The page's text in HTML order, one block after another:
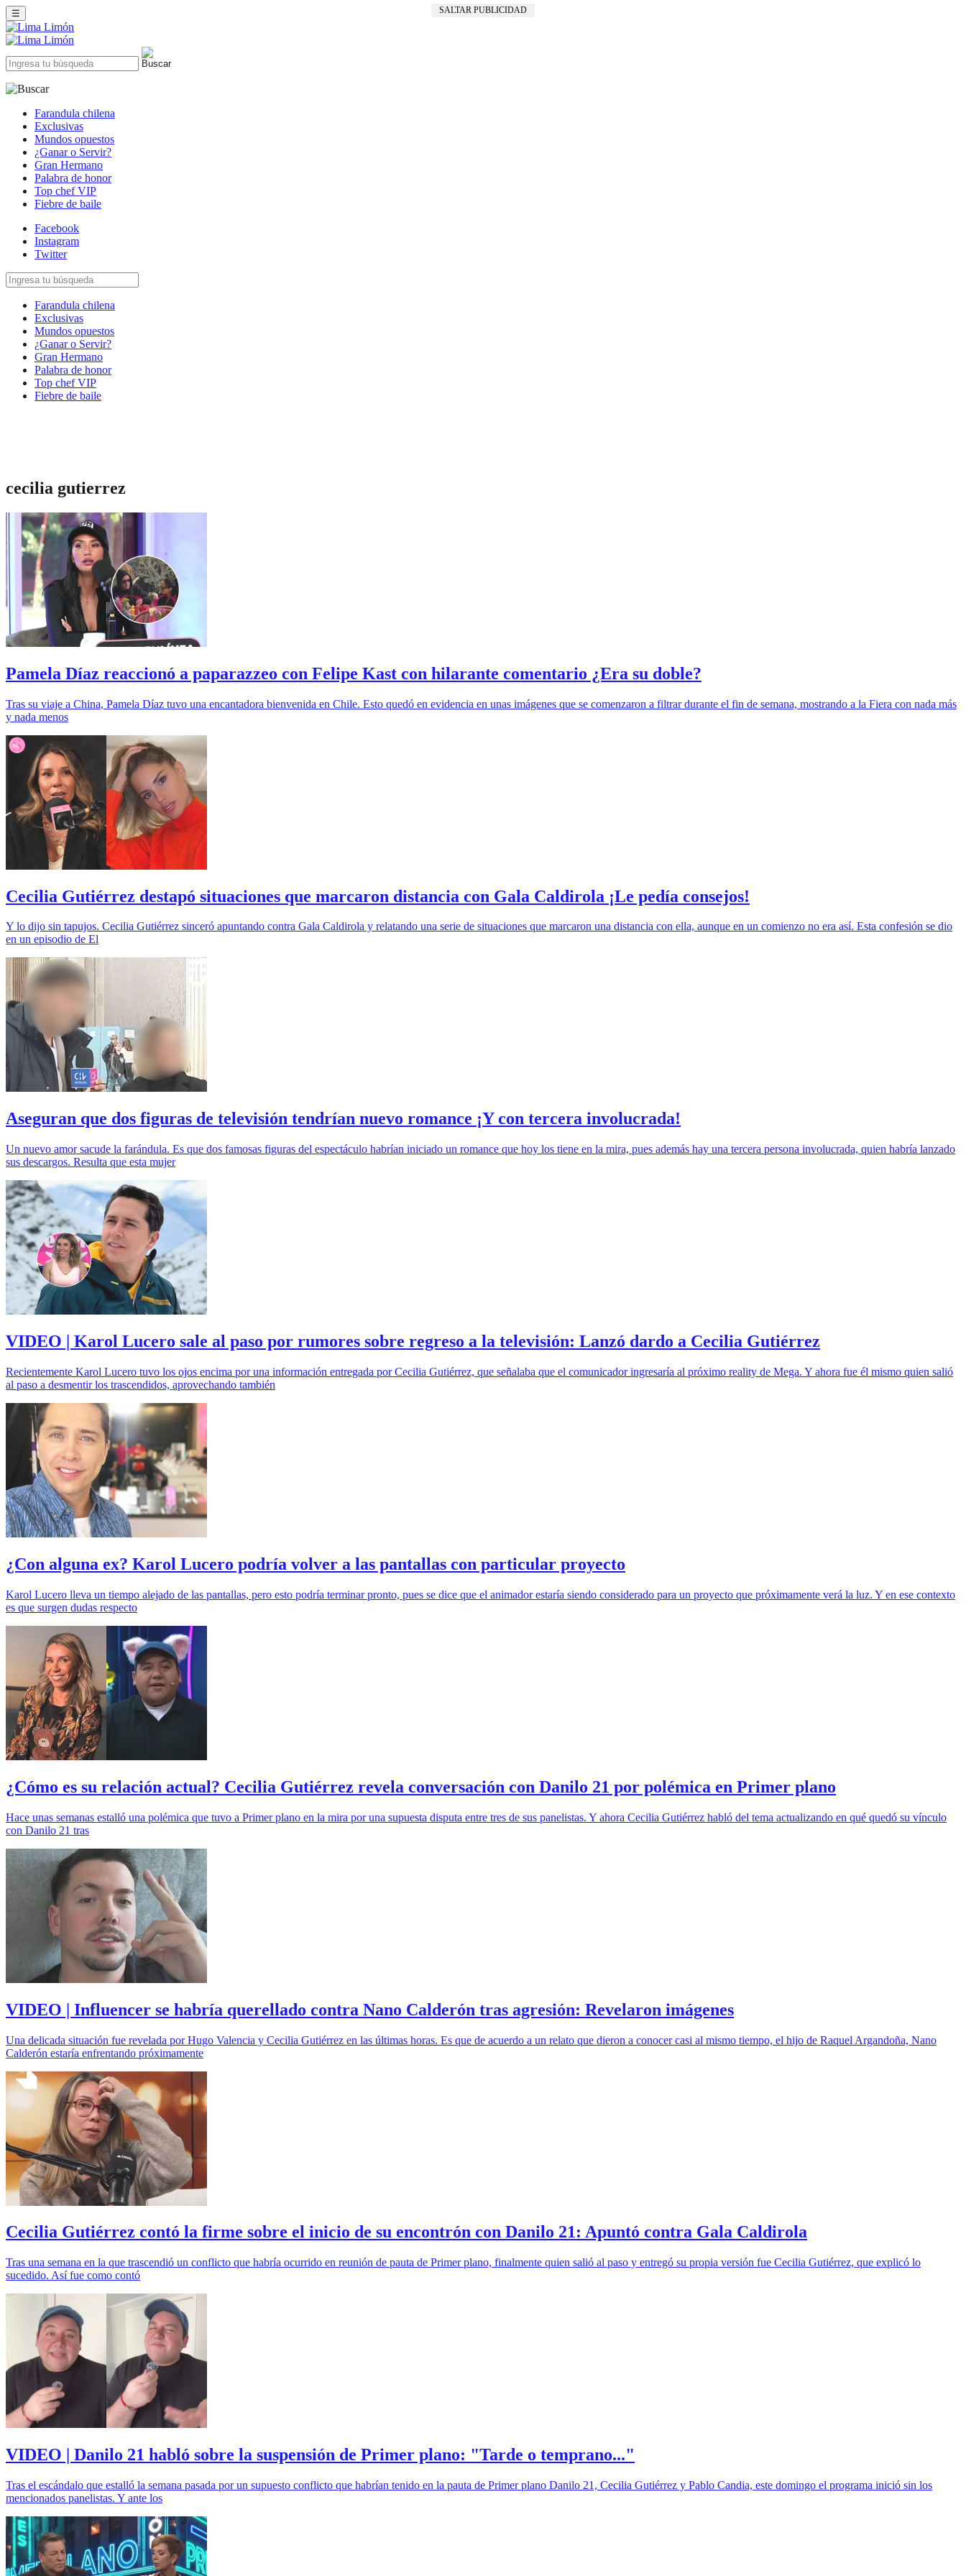
SALTAR PUBLICIDAD
☰
Farandula chilena
Exclusivas
Mundos opuestos
¿Ganar o Servir?
Gran Hermano
Palabra de honor
Top chef VIP
Fiebre de baile
Facebook
Instagram
Twitter
Farandula chilena
Exclusivas
Mundos opuestos
¿Ganar o Servir?
Gran Hermano
Palabra de honor
Top chef VIP
Fiebre de baile
cecilia gutierrez
Pamela Díaz reaccionó a paparazzeo con Felipe Kast con hilarante comentario ¿Era su doble?
Tras su viaje a China, Pamela Díaz tuvo una encantadora bienvenida en Chile. Esto quedó en evidencia en unas imágenes que se comenzaron a filtrar durante el fin de semana, mostrando a la Fiera con nada más
y nada menos
Cecilia Gutiérrez destapó situaciones que marcaron distancia con Gala Caldirola ¡Le pedía consejos!
Y lo dijo sin tapujos. Cecilia Gutiérrez sinceró apuntando contra Gala Caldirola y relatando una serie de situaciones que marcaron una distancia con ella, aunque en un comienzo no era así. Esta confesión se dio
en un episodio de El
Aseguran que dos figuras de televisión tendrían nuevo romance ¡Y con tercera involucrada!
Un nuevo amor sacude la farándula. Es que dos famosas figuras del espectáculo habrían iniciado un romance que hoy los tiene en la mira, pues además hay una tercera persona involucrada, quien habría lanzado
sus descargos. Resulta que esta mujer
VIDEO | Karol Lucero sale al paso por rumores sobre regreso a la televisión: Lanzó dardo a Cecilia Gutiérrez
Recientemente Karol Lucero tuvo los ojos encima por una información entregada por Cecilia Gutiérrez, que señalaba que el comunicador ingresaría al próximo reality de Mega. Y ahora fue él mismo quien salió
al paso a desmentir los trascendidos, aprovechando también
¿Con alguna ex? Karol Lucero podría volver a las pantallas con particular proyecto
Karol Lucero lleva un tiempo alejado de las pantallas, pero esto podría terminar pronto, pues se dice que el animador estaría siendo considerado para un proyecto que próximamente verá la luz. Y en ese contexto
es que surgen dudas respecto
¿Cómo es su relación actual? Cecilia Gutiérrez revela conversación con Danilo 21 por polémica en Primer plano
Hace unas semanas estalló una polémica que tuvo a Primer plano en la mira por una supuesta disputa entre tres de sus panelistas. Y ahora Cecilia Gutiérrez habló del tema actualizando en qué quedó su vínculo
con Danilo 21 tras
VIDEO | Influencer se habría querellado contra Nano Calderón tras agresión: Revelaron imágenes
Una delicada situación fue revelada por Hugo Valencia y Cecilia Gutiérrez en las últimas horas. Es que de acuerdo a un relato que dieron a conocer casi al mismo tiempo, el hijo de Raquel Argandoña, Nano
Calderón estaría enfrentando próximamente
Cecilia Gutiérrez contó la firme sobre el inicio de su encontrón con Danilo 21: Apuntó contra Gala Caldirola
Tras una semana en la que trascendió un conflicto que habría ocurrido en reunión de pauta de Primer plano, finalmente quien salió al paso y entregó su propia versión fue Cecilia Gutiérrez, que explicó lo
sucedido. Así fue como contó
VIDEO | Danilo 21 habló sobre la suspensión de Primer plano: "Tarde o temprano..."
Tras el escándalo que estalló la semana pasada por un supuesto conflicto que habrían tenido en la pauta de Primer plano Danilo 21, Cecilia Gutiérrez y Pablo Candia, este domingo el programa inició sin los
mencionados panelistas. Y ante los